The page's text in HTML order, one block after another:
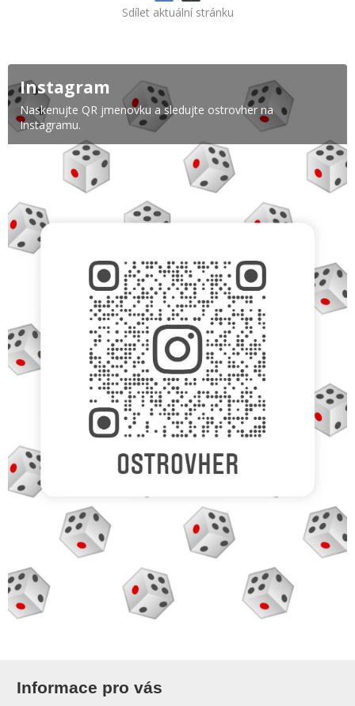
Sdílet aktuální stránku
Instagram
Naskenujte QR jmenovku a sledujte ostrovher na
Instagramu.
Informace pro vás